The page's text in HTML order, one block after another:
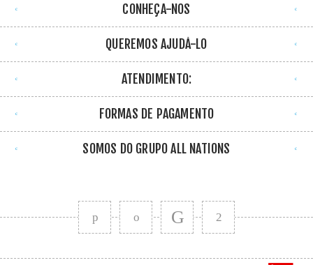
CONHEÇA-NOS
QUEREMOS AJUDÁ-LO
ATENDIMENTO:
FORMAS DE PAGAMENTO
SOMOS DO GRUPO ALL NATIONS